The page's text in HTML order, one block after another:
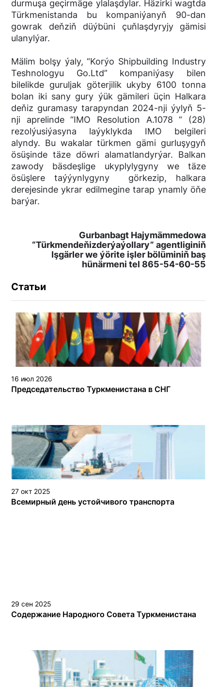
durmuşa geçirmäge ylalaşdylar. Häzirki wagtda
Türkmenistanda bu kompaniýanyň 90-dan
gowrak deňziň düýbüni çuňlaşdyryjy gämisi
ulanylýar.
Mälim bolşy ýaly, “Korýo Shipbuilding Industry
Teshnologyu Go.Ltd” kompaniýasy bilen
bilelikde guruljak göterjilik ukyby 6100 tonna
bolan iki sany gury ýük gämileri üçin Halkara
deňiz guramasy tarapyndan 2024-nji ýylyň 5-
nji aprelinde “IMO Resolution A.1078 “ (28)
rezolýusiýasyna laýyklykda IMO belgileri
alyndy. Bu wakalar türkmen gämi gurluşygyň
ösüşinde täze döwri alamatlandyrýar. Balkan
zawody bäsdeşlige ukyplylygyny we täze
ösüşlere taýýynlygyny görkezip, halkara
derejesinde ykrar edilmegine tarap ynamly öňe
barýar.
Gurbanbagt Hajymämmedowa
“Türkmendeňizderýaýollary” agentliginiň
Işgärler we ýörite işler bölüminiň baş
hünärmeni tel 865-54-60-55
Статьи
16 июл 2026
Председательство Туркменистана в СНГ
27 окт 2025
Всемирный день устойчивого транспорта
29 сен 2025
Содержание Народного Совета Туркменистана